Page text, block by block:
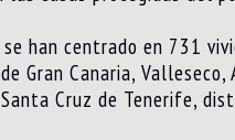
han centrado en 731
Gran Canaria,
Cruz de Tenerife,